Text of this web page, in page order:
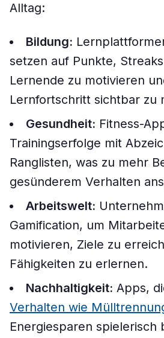
Alltag:
Bildung:
setzen auf Punkte,
Lernende zu motivieren
Lernfortschritt sichtbar zu
Gesundheit: Fitness-
Trainingserfolge mit
Ranglisten, was zu mehr
gesünderem Verhalten
Arbeitswelt:
Gamification, um
motivieren, Ziele zu
Fähigkeiten zu erlernen.
Nachhaltigkeit: Apps,
Verhalten wie
Energiesparen spielerisch